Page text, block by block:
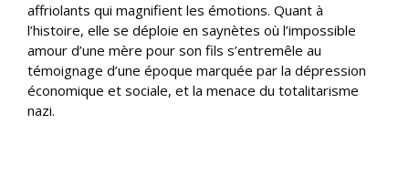
affriolants qui magnifient les émotions. Quant à
l’histoire, elle se déploie en saynètes où l’impossible
amour d’une mère pour son fils s’entremêle au
témoignage d’une époque marquée par la dépression
économique et sociale, et la menace du totalitarisme
nazi.